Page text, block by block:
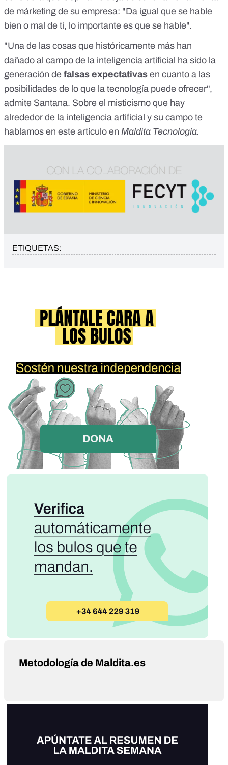
de márketing de su empresa: "Da igual que se hable
bien o mal de ti, lo importante es que se hable".
"Una de las cosas que históricamente más han
dañado al campo de la inteligencia artificial ha sido la
generación de falsas expectativas en cuanto a las
posibilidades de lo que la tecnología puede ofrecer",
admite Santana. Sobre el misticismo que hay
alrededor de la inteligencia artificial y su campo te
hablamos en este artículo en Maldita Tecnología.
ETIQUETAS:
Metodología de Maldita.es